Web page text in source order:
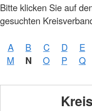
Bitte klicken Sie auf
gesuchten
A B C D E
M
N O P Q